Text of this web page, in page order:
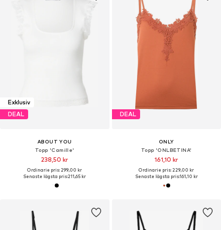
Exklusiv
DEAL
ABOUT YOU
Topp 'Camille'
238,50 kr
Ordinarie pris: 299,00 kr
Senaste lägsta pris:211,65 kr
DEAL
ONLY
Topp 'ONLBETINA'
161,10 kr
Ordinarie pris: 229,00 kr
Senaste lägsta pris:161,10 kr